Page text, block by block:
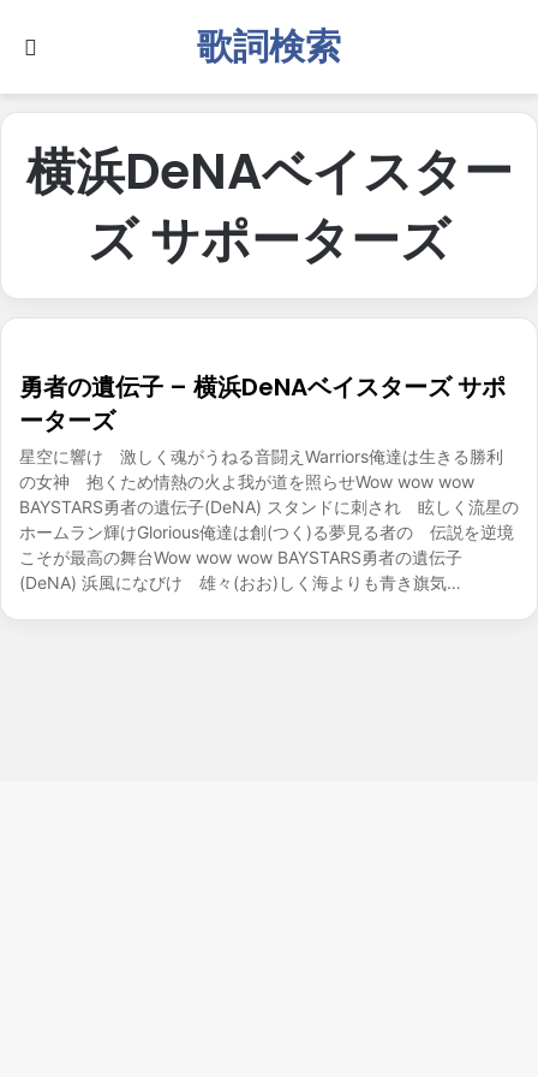
歌詞検索
横浜DeNAベイスター
ズ サポーターズ
勇者の遺伝子 – 横浜DeNAベイスターズ サポ
ーターズ
星空に響け 激しく魂がうねる音闘えWarriors俺達は生きる勝利
の女神 抱くため情熱の火よ我が道を照らせWow wow wow
BAYSTARS勇者の遺伝子(DeNA) スタンドに刺され 眩しく流星の
ホームラン輝けGlorious俺達は創(つく)る夢見る者の 伝説を逆境
こそが最高の舞台Wow wow wow BAYSTARS勇者の遺伝子
(DeNA) 浜風になびけ 雄々(おお)しく海よりも青き旗気…